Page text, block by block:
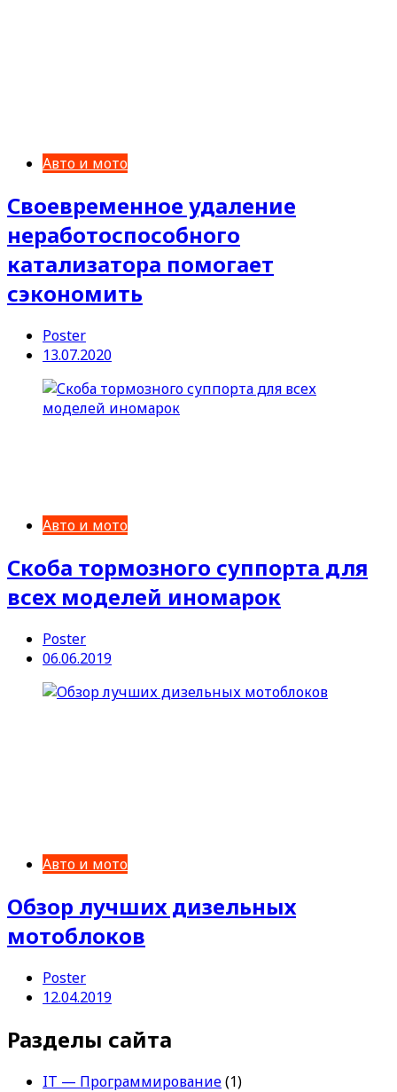
Авто и мото
Своевременное удаление
неработоспособного
катализатора помогает
сэкономить
Poster
13.07.2020
Авто и мото
Скоба тормозного суппорта для
всех моделей иномарок
Poster
06.06.2019
Авто и мото
Обзор лучших дизельных
мотоблоков
Poster
12.04.2019
Разделы сайта
IT — Программирование(1)